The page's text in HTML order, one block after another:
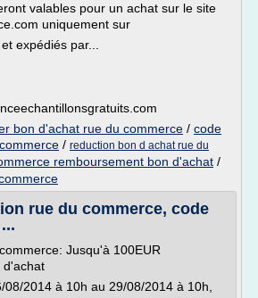
valables pour un achat sur le site
uniquement sur
expédiés par...
bon d'achat rue du commerce / code
/ reduction bon d achat rue du
remboursement bon d'achat /
rue du commerce, code
Jusqu'à 100EUR
d'achat
08/2014 à 10h au 29/08/2014 à 10h,